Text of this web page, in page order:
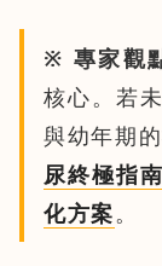
※ 專家觀
核心。若
與幼年期
尿終極指
化方案。